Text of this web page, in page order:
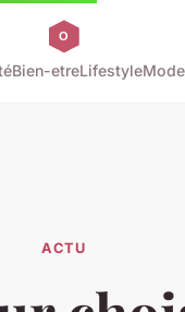
Bien-etreLifestyleMode
ACTU